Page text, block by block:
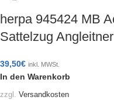
herpa 945424 MB
Sattelzug
39,50€ inkl. MWSt.
In den Warenkorb
zzgl. Versandkosten